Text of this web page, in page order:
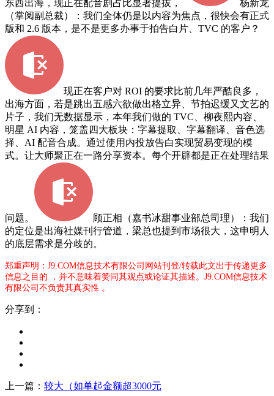
东西出海，现正在配音剧占比显著提拔，
杨新龙
（掌阅副总裁）：我们全体仍是以内容为焦点，很快会有正式
版和 2.6 版本，是不是更多办事于拍告白片、TVC 的客户？
现正在客户对 ROI 的要求比前几年严酷良多，
出海方面，若是跳出五感六欲做出格立异、节拍迟缓又文艺的
片子，我们无数据显示，本年我们做的 TVC、柳夜熙内容、
明星 AI 内容，笼盖四大板块：字幕提取、字幕翻译、音色选
择、AI 配音合成。通过使用内投放告白实现贸易变现的模
式。让大师聚正在一路分享资本。每个开辟都是正在处理结果
问题。
顾正相（嘉书冰甜事业部总司理）：我们
的定位是出海社媒刊行管道，梁总也提到市场很大，这申明人
的底层需求是分歧的。
郑重声明：J9.COM信息技术有限公司网站刊登/转载此文出于传递更多
信息之目的 ，并不意味着赞同其观点或论证其描述。J9.COM信息技术
有限公司不负责其真实性 。
分享到：
上一篇： 较大（如单起金额超3000元